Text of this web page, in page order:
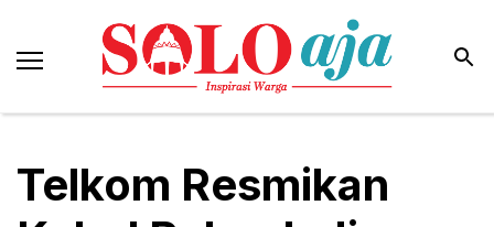
Telkom Resmikan